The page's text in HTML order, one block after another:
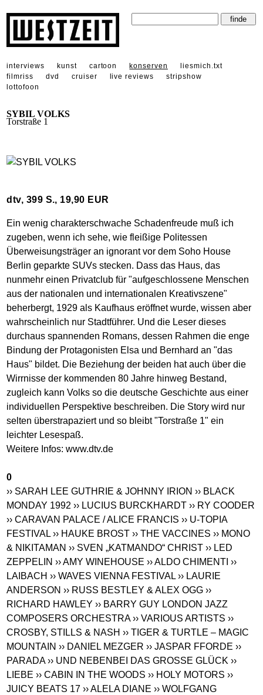
interviews kunst cartoon konserven
liesmich.txt
filmriss
dvd cruiser live reviews
stripshow
lottofoon
SYBIL VOLKS
Torstraße 1
dtv, 399 S., 19,90 EUR
Ein wenig charakterschwache Schadenfreude muß ich
zugeben, wenn ich sehe, wie fleißige Politessen
Überweisungsträger an ignorant vor dem Soho House
Berlin geparkte SUVs stecken. Dass das Haus, das
nunmehr einen Privatclub für "aufgeschlossene Menschen
aus der nationalen und internationalen Kreativszene"
beherbergt, 1929 als Kaufhaus eröffnet wurde, wissen aber
wahrscheinlich nur Stadtführer. Und die Leser dieses
durchaus spannenden Romans, dessen Rahmen die enge
Bindung der Protagonisten Elsa und Bernhard an "das
Haus" bildet. Die Beziehung der beiden hat auch über die
Wirrnisse der kommenden 80 Jahre hinweg Bestand,
zugleich kann Volks so die deutsche Geschichte aus einer
individuellen Perspektive beschreiben. Die Story wird nur
selten überstrapaziert und so bleibt "Torstraße 1" ein
leichter Lesespaß.
Weitere Infos:www.dtv.de
0
›› SARAH LEE GUTHRIE & JOHNNY IRION ›› BLACK
MONDAY 1992 ›› LUCIUS BURCKHARDT ›› RY COODER
›› CARAVAN PALACE / ALICE FRANCIS ›› U-TOPIA
FESTIVAL ›› HAUKE BROST ›› THE VACCINES ›› MONO
& NIKITAMAN ›› SVEN „KATMANDO“ CHRIST ›› LED
ZEPPELIN ›› AMY WINEHOUSE ›› ALDO CHIMENTI ››
LAIBACH ›› WAVES VIENNA FESTIVAL ›› LAURIE
ANDERSON ›› RUSS BESTLEY & ALEX OGG ››
RICHARD HAWLEY ›› BARRY GUY LONDON JAZZ
COMPOSERS ORCHESTRA ›› VARIOUS ARTISTS ››
CROSBY, STILLS & NASH ›› TIGER & TURTLE – MAGIC
MOUNTAIN ›› DANIEL MEZGER ›› JASPAR FFORDE ››
PARADA ›› UND NEBENBEI DAS GROSSE GLÜCK ››
LIEBE ›› CABIN IN THE WOODS ›› HOLY MOTORS ››
JUICY BEATS 17 ›› ALELA DIANE ›› WOLFGANG